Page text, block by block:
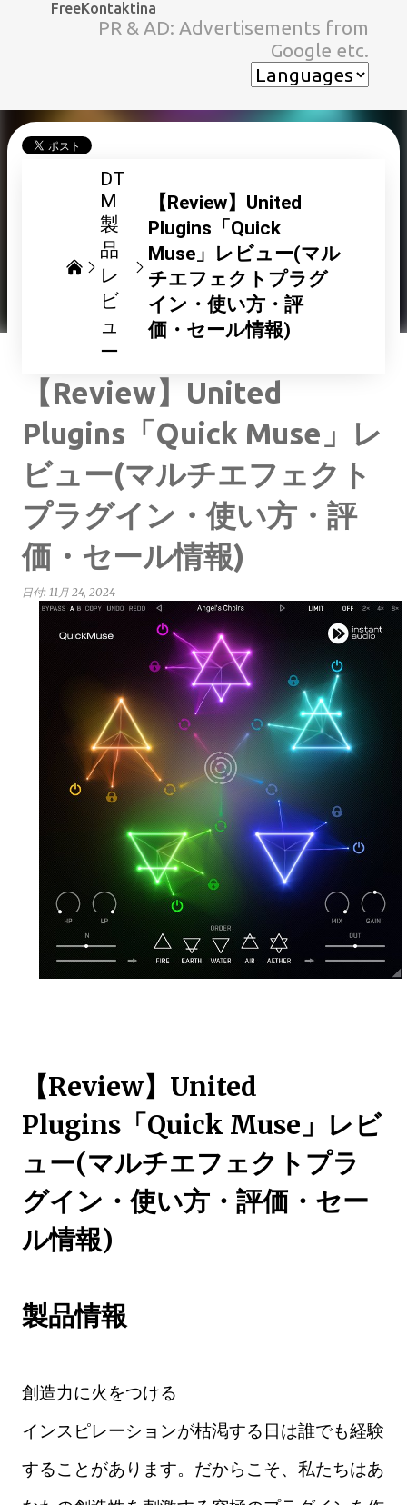
スキップしてメイン コンテンツに移動
FreeKontaktina
PR & AD: Advertisements from
Google etc.
DT
M
製
品
レ
ビ
ュ
ー
【Review】United
Plugins「Quick
Muse」レビュー(マル
チエフェクトプラグ
イン・使い方・評
価・セール情報)
【Review】United
Plugins「Quick Muse」レ
ビュー(マルチエフェクト
プラグイン・使い方・評
価・セール情報)
日付: 11月 24, 2024
【Review】United
Plugins「Quick Muse」レビ
ュー(マルチエフェクトプラ
グイン・使い方・評価・セー
ル情報)
製品情報
創造力に火をつける
インスピレーションが枯渇する日は誰でも経験
することがあります。だからこそ、私たちはあ